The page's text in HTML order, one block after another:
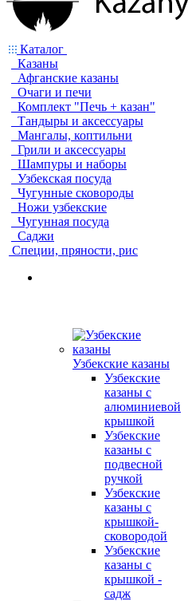
Каталог
Казаны
Афганские казаны
Очаги и печи
Комплект "Печь + казан"
Тандыры и аксессуары
Мангалы, коптильни
Грили и аксессуары
Шампуры и наборы
Узбекская посуда
Чугунные сковороды
Ножи узбекские
Чугунная посуда
Саджи
Специи, пряности, рис
Узбекские казаны
Узбекские
казаны с
алюминиевой
крышкой
Узбекские
казаны с
подвесной
ручкой
Узбекские
казаны с
крышкой-
сковородой
Узбекские
казаны с
крышкой -
садж